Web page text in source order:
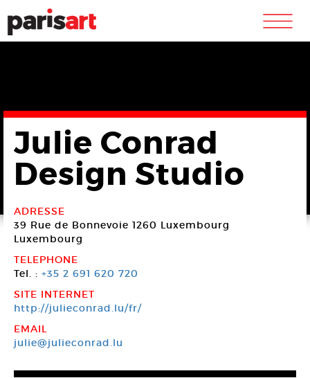
m
Julie Conrad
Design Studio
ADRESSE
39 Rue de Bonnevoie 1260 Luxembourg
Luxembourg
TELEPHONE
Tel. : +35 2 691 620 720
SITE INTERNET
http://julieconrad.lu/fr/
EMAIL
julie@julieconrad.lu